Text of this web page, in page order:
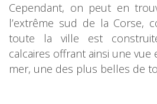
Cependant, on peut en
l’extrême sud de la Corse,
toute la ville est
calcaires offrant ainsi une
mer, une des plus belles de